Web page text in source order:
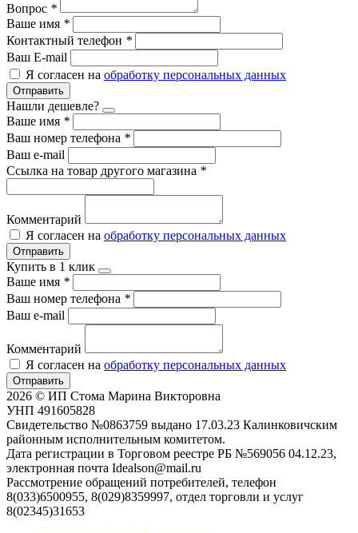
Вопрос *
Ваше имя *
Контактный телефон *
Ваш E-mail
Я согласен на обработку персональных данных
Отправить
Нашли дешевле?
Ваше имя *
Ваш номер телефона *
Ваш e-mail
Ссылка на товар другого магазина *
Комментарий
Я согласен на обработку персональных данных
Отправить
Купить в 1 клик
Ваше имя *
Ваш номер телефона *
Ваш e-mail
Комментарий
Я согласен на обработку персональных данных
Отправить
2026 © ИП Стома Марина Викторовна
УНП 491605828
Свидетельство №0863759 выдано 17.03.23 Калинковичским
районным исполнительным комитетом.
Дата регистрации в Торговом реестре РБ №569056 04.12.23,
электронная почта Idealson@mail.ru
Рассмотрение обращений потребителей, телефон
8(033)6500955, 8(029)8359997, отдел торговли и услуг
8(02345)31653